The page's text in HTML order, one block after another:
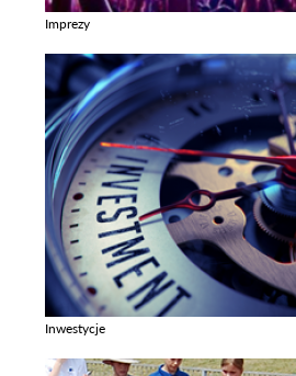
Imprezy
Inwestycje